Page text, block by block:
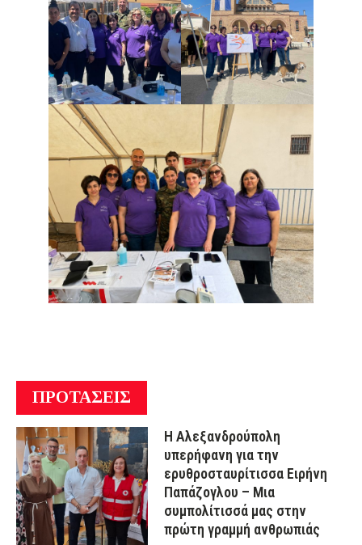
ΠΡΟΤΑΣΕΙΣ
Η Αλεξανδρούπολη
υπερήφανη για την
ερυθροσταυρίτισσα Ειρήνη
Παπάζογλου – Μια
συμπολίτισσά μας στην
πρώτη γραμμή ανθρωπιάς